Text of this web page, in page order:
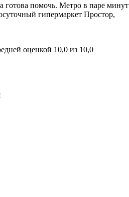
готова помочь. Метро в паре минут
гипермаркет Простор,
оценкой 10,0 из 10,0